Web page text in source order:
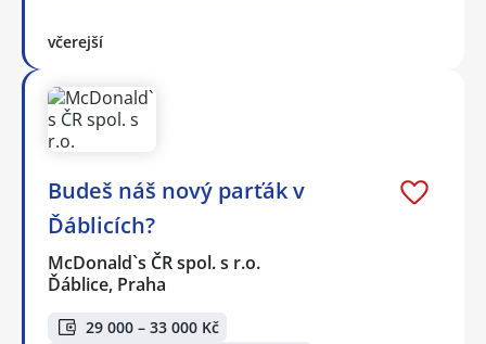
včerejší
Budeš náš nový parťák v
Ďáblicích?
McDonald`s ČR spol. s r.o.
Ďáblice, Praha
29 000 – 33 000 Kč